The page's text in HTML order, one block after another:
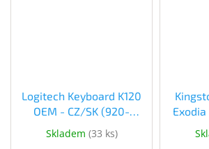
Logitech Keyboard K120
OEM - CZ/SK (920-
002641)
Skladem (33 ks)